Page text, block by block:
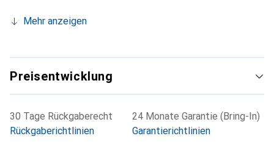
Mehr anzeigen
Preisentwicklung
30 Tage Rückgaberecht
Rückgaberichtlinien
24 Monate Garantie (Bring-In)
Garantierichtlinien